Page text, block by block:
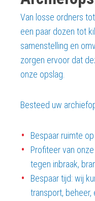
Van losse ordners
een paar dozen tot
samenstelling en
zorgen ervoor dat
onze opslag.
Besteed uw
Bespaar ruimte
Profiteer van
tegen inbraak,
Bespaar tijd: wij
transport,